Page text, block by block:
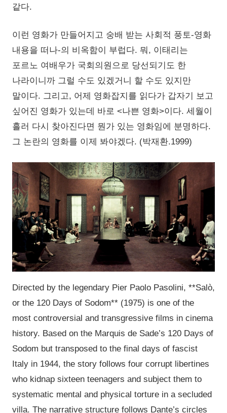
같다.
이런 영화가 만들어지고 숭배 받는 사회적 풍토-영화
내용을 떠나-의 비옥함이 부럽다. 뭐, 이태리는
포르노 여배우가 국회의원으로 당선되기도 한
나라이니까 그럴 수도 있겠거니 할 수도 있지만
말이다. 그리고, 어제 영화잡지를 읽다가 갑자기 보고
싶어진 영화가 있는데 바로 <나쁜 영화>이다. 세월이
흘러 다시 찾아진다면 뭔가 있는 영화임에 분명하다.
그 논란의 영화를 이제 봐야겠다. (박재환.1999)
Directed by the legendary Pier Paolo Pasolini, **Salò,
or the 120 Days of Sodom** (1975) is one of the
most controversial and transgressive films in cinema
history. Based on the Marquis de Sade’s 120 Days of
Sodom but transposed to the final days of fascist
Italy in 1944, the story follows four corrupt libertines
who kidnap sixteen teenagers and subject them to
systematic mental and physical torture in a secluded
villa. The narrative structure follows Dante’s circles